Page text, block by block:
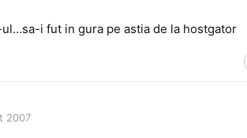
i fut in gura pe astia de la hostgator
2007